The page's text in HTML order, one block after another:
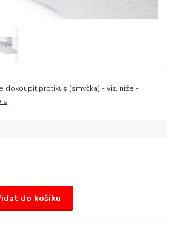
dokoupit protikus (smyčka) - viz. níže -
do košíku